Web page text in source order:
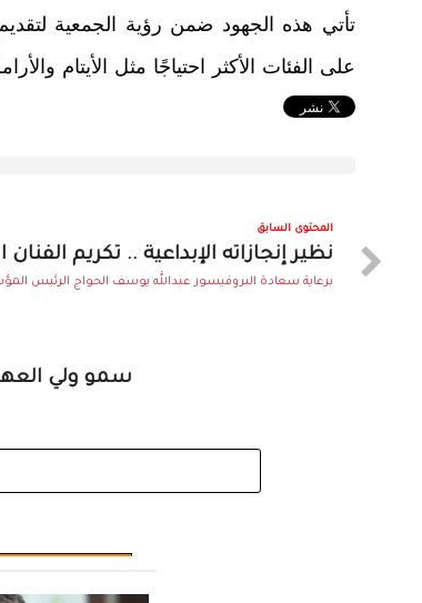
تأتي هذه الجهود ضمن رؤية الجمعية
على الفئات الأكثر احتياجًا مثل الأيتام
المحتوى السابق
نظير إنجازاته الإبداعية .. تكريم
برعاية سعادة البروفيسور عبدالله يوسف الحواج الرئيس
سمو ولي